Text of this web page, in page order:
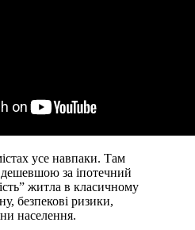
усе навпаки. Там
дешевшою за іпотечний
житла в класичному
безпекові ризики,
населення.